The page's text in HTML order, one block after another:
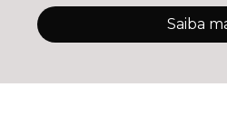
Saiba